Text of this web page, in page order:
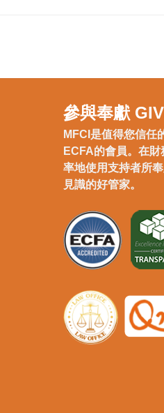
參與奉獻
MFCI是值得您信任
ECFA的會員。在
率地使用支持者所
見識的好管家。